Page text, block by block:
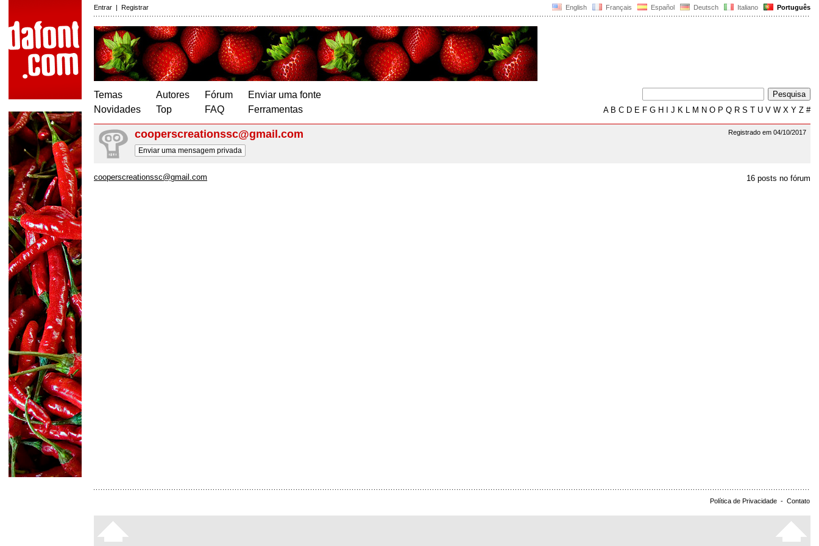
English Français Español Deutsch Italiano Português
Entrar | Registrar
Temas
Novidades
Autores
Top
Fórum
FAQ
Enviar uma fonte
Ferramentas
AB C D E F G H J K L M N O P Q R S T U V W X Y Z #
Registrado em 04/10/2017
cooperscreationssc@gmail.com
Enviar uma mensagem privada
16 posts no fórum
cooperscreationssc@gmail.com
Política de Privacidade - Contato